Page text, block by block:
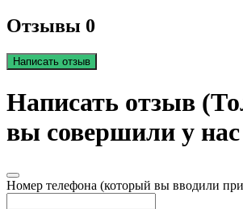
Отзывы 0
Написать отзыв
Написать отзыв
вы совершили у
Номер телефона (который вы вводили